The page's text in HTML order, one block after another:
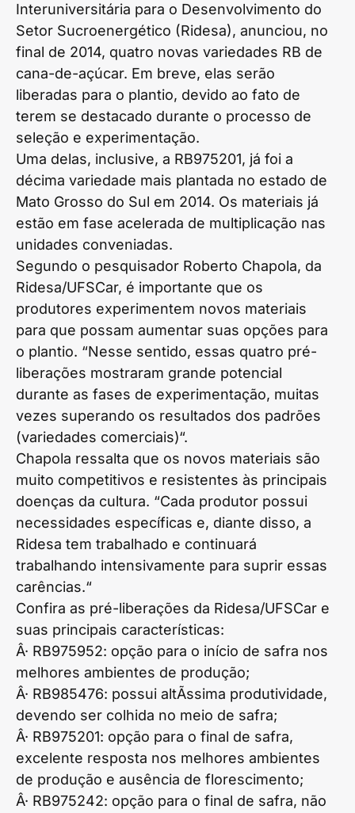
Interuniversitária para o Desenvolvimento do
Setor Sucroenergético (Ridesa), anunciou, no
final de 2014, quatro novas variedades RB de
cana-de-açúcar. Em breve, elas serão
liberadas para o plantio, devido ao fato de
terem se destacado durante o processo de
seleção e experimentação.
Uma delas, inclusive, a RB975201, já foi a
décima variedade mais plantada no estado de
Mato Grosso do Sul em 2014. Os materiais já
estão em fase acelerada de multiplicação nas
unidades conveniadas.
Segundo o pesquisador Roberto Chapola, da
Ridesa/UFSCar, é importante que os
produtores experimentem novos materiais
para que possam aumentar suas opções para
o plantio. “Nesse sentido, essas quatro pré-
liberações mostraram grande potencial
durante as fases de experimentação, muitas
vezes superando os resultados dos padrões
(variedades comerciais)“.
Chapola ressalta que os novos materiais são
muito competitivos e resistentes às principais
doenças da cultura. “Cada produtor possui
necessidades específicas e, diante disso, a
Ridesa tem trabalhado e continuará
trabalhando intensivamente para suprir essas
carências.“
Confira as pré-liberações da Ridesa/UFSCar e
suas principais características:
Â· RB975952: opção para o início de safra nos
melhores ambientes de produção;
Â· RB985476: possui altÃ­ssima produtividade,
devendo ser colhida no meio de safra;
Â· RB975201: opção para o final de safra,
excelente resposta nos melhores ambientes
de produção e ausência de florescimento;
Â· RB975242: opção para o final de safra, não